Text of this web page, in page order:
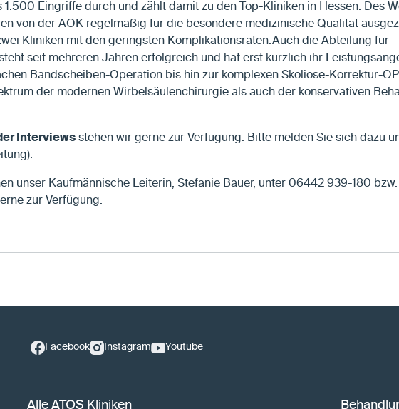
1.500 Eingriffe durch und zählt damit zu den Top-Kliniken in Hessen. Des
von der AOK regelmäßig für die besondere medizinische Qualität
Kliniken mit den geringsten Komplikationsraten.Auch die Abteilung für
seit mehreren Jahren erfolgreich und hat erst kürzlich ihr
Bandscheiben-Operation bis hin zur komplexen Skoliose-Korrektur-
der modernen Wirbelsäulenchirurgie als auch der konservativen
Interviewsstehen wir gerne zur Verfügung. Bitte melden Sie sich dazu
unser Kaufmännische Leiterin, Stefanie Bauer, unter 06442 939-180 bzw.
zur Verfügung.
Facebook Instagram Youtube
Alle ATOS Kliniken